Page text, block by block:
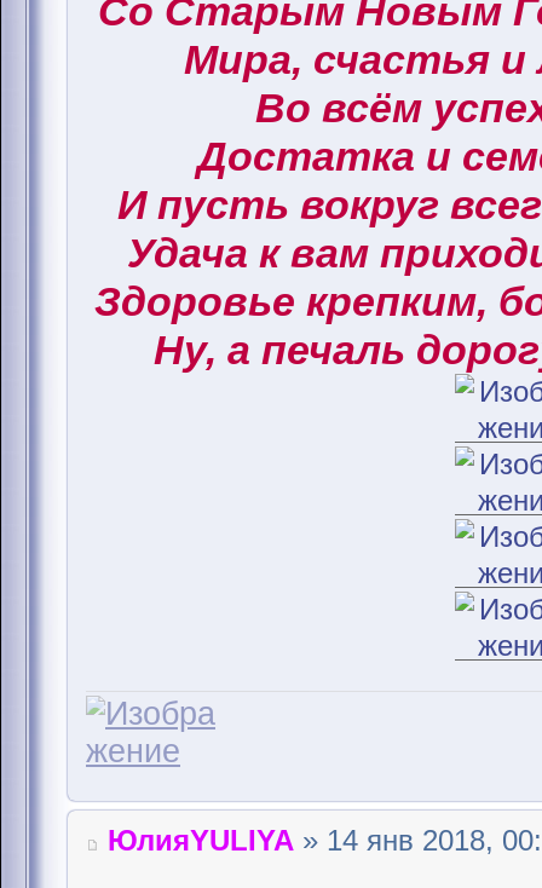
Со Старым Новым
Мира, счастья
Во всём
Достатка и
И пусть вокруг
Удача к вам
Здоровье крепким,
Ну, а печаль
ЮлияYULIYA » 14 янв 2018,